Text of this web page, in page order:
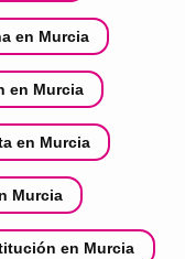
en Murcia
en Murcia
en Murcia
Murcia
en Murcia